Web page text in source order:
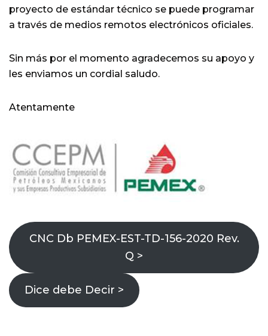
proyecto de estándar técnico se puede programar
a través de medios remotos electrónicos oficiales.
Sin más por el momento agradecemos su apoyo y
les enviamos un cordial saludo.
Atentamente
CNC Db PEMEX-EST-TD-156-2020 Rev.
Q >
Dice debe Decir >